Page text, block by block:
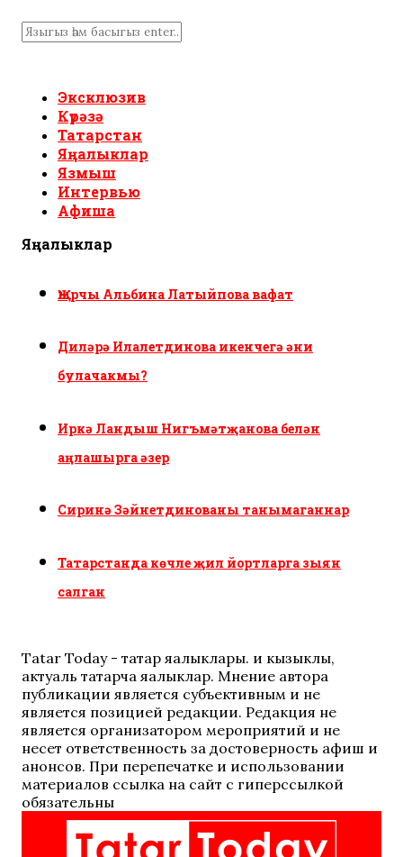
Эксклюзив
Күрәзә
Татарстан
Яңалыклар
Язмыш
Интервью
Афиша
Яңалыклар
Җырчы Альбина Латыйпова вафат
Диләрә Илалетдинова икенчегә әни
булачакмы?
Иркә Ландыш Нигъмәтҗанова белән
аңлашырга әзер
Сиринә Зәйнетдинованы танымаганнар
Татарстанда көчле җил йортларга зыян
салган
Tatar Today - татар яңалыклары. иң кызыклы,
актуаль татарча яңалыклар. Мнение автора
публикации является субъективным и не
является позицией редакции. Редакция не
является организатором мероприятий и не
несет ответственность за достоверность афиш и
анонсов. При перепечатке и использовании
материалов ссылка на сайт с гиперссылкой
обязательны